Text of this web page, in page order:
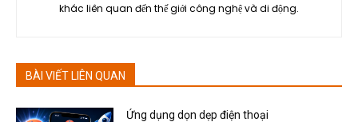
khác liên quan đến thế giới công nghệ và di động.
BÀI VIẾT LIÊN QUAN
Ứng dụng dọn dẹp điện thoại